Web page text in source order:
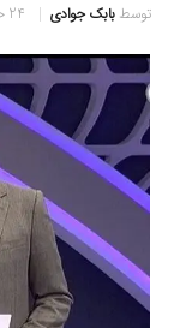
توسطبابک جوادی 24 خرداد, 1401